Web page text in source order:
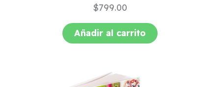
$799.00
Añadir al carrito